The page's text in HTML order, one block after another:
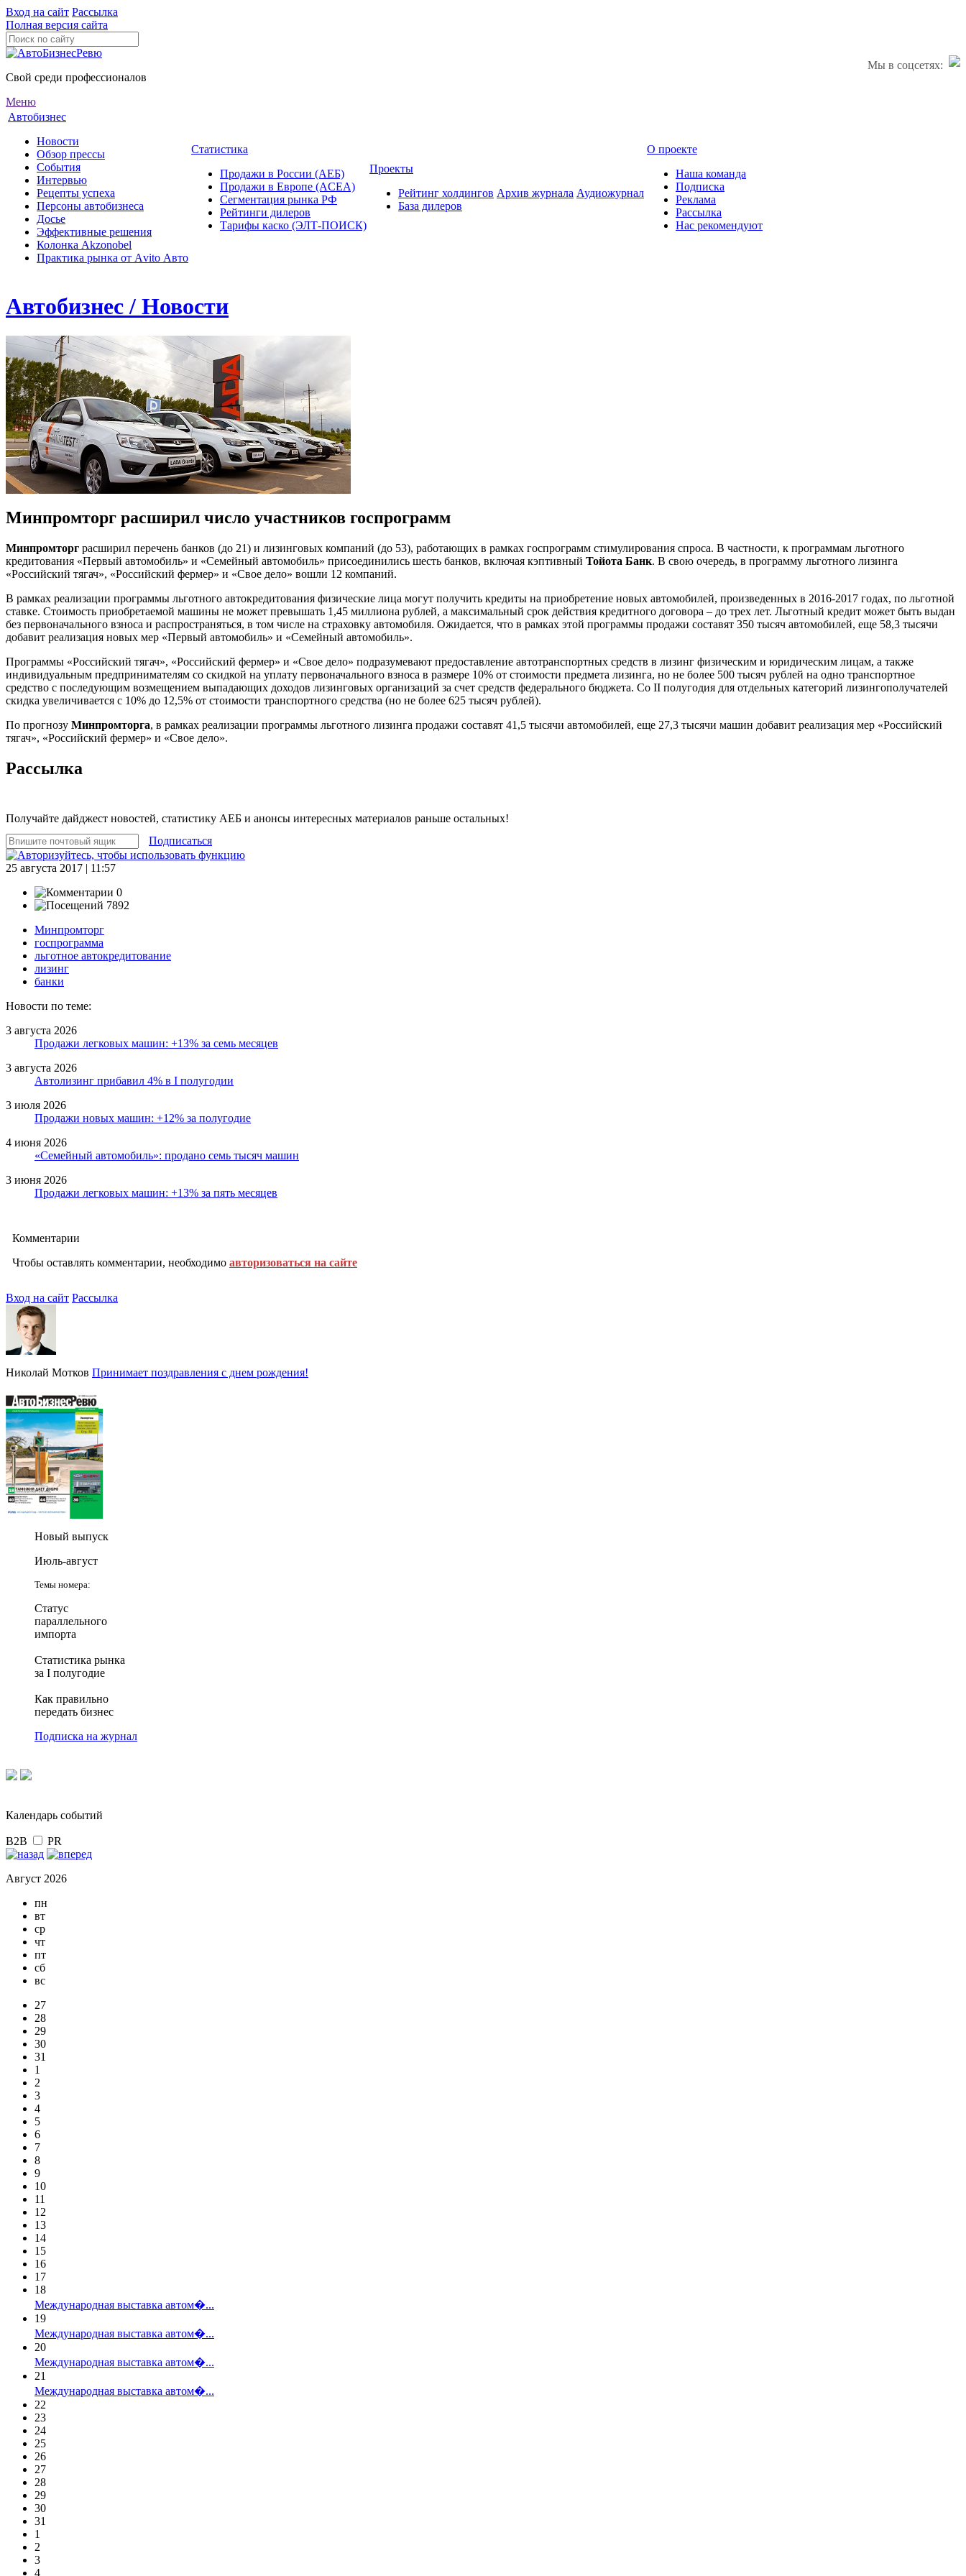
Вход на сайт Рассылка
Полная версия сайта
Мы в соцсетях:
Свой среди профессионалов
Меню
Автобизнес
Новости
Обзор прессы
События
Интервью
Рецепты успеха
Персоны автобизнеса
Досье
Эффективные решения
Колонка Akzonobel
Практика рынка от Аvito Авто
Статистика
Продажи в России (АЕБ)
Продажи в Европе (ACEA)
Сегментация рынка РФ
Рейтинги дилеров
Тарифы каско (ЭЛТ-ПОИСК)
Проекты
Рейтинг холдингов
База дилеров
Архив журнала Аудиожурнал
О проекте
Наша команда
Подписка
Реклама
Рассылка
Нас рекомендуют
Автобизнес / Новости
Минпромторг расширил число участников госпрограмм
Минпромторг расширил перечень банков (до 21) и лизинговых компаний (до 53), работающих в рамках госпрограмм стимулирования спроса. В частности, к программам льготного
кредитования «Первый автомобиль» и «Семейный автомобиль» присоединились шесть банков, включая кэптивный Тойота Банк. В свою очередь, в программу льготного лизинга
«Российский тягач», «Российский фермер» и «Свое дело» вошли 12 компаний.
В рамках реализации программы льготного автокредитования физические лица могут получить кредиты на приобретение новых автомобилей, произведенных в 2016-2017 годах, по льготной
ставке. Стоимость приобретаемой машины не может превышать 1,45 миллиона рублей, а максимальный срок действия кредитного договора – до трех лет. Льготный кредит может быть выдан
без первоначального взноса и распространяться, в том числе на страховку автомобиля. Ожидается, что в рамках этой программы продажи составят 350 тысяч автомобилей, еще 58,3 тысячи
добавит реализация новых мер «Первый автомобиль» и «Семейный автомобиль».
Программы «Российский тягач», «Российский фермер» и «Свое дело» подразумевают предоставление автотранспортных средств в лизинг физическим и юридическим лицам, а также
индивидуальным предпринимателям со скидкой на уплату первоначального взноса в размере 10% от стоимости предмета лизинга, но не более 500 тысяч рублей на одно транспортное
средство с последующим возмещением выпадающих доходов лизинговых организаций за счет средств федерального бюджета. Со II полугодия для отдельных категорий лизингополучателей
скидка увеличивается с 10% до 12,5% от стоимости транспортного средства (но не более 625 тысяч рублей).
По прогнозу Минпромторга, в рамках реализации программы льготного лизинга продажи составят 41,5 тысячи автомобилей, еще 27,3 тысячи машин добавит реализация мер «Российский
тягач», «Российский фермер» и «Свое дело».
Рассылка
Получайте дайджест новостей, статистику АЕБ и анонсы интересных материалов раньше остальных!
Подписаться
25 августа 2017 | 11:57
0
7892
Минпромторг
госпрограмма
льготное автокредитование
лизинг
банки
Новости по теме:
3 августа 2026
Продажи легковых машин: +13% за семь месяцев
3 августа 2026
Автолизинг прибавил 4% в I полугодии
3 июля 2026
Продажи новых машин: +12% за полугодие
4 июня 2026
«Семейный автомобиль»: продано семь тысяч машин
3 июня 2026
Продажи легковых машин: +13% за пять месяцев
Комментарии
Чтобы оставлять комментарии, необходимо авторизоваться на сайте
Вход на сайт Рассылка
Николай Мотков Принимает поздравления с днем рождения!
Новый выпуск
Июль-август
Темы номера:
Статус
параллельного
импорта
Статистика рынка
за I полугодие
Как правильно
передать бизнес
Подписка на журнал
Календарь событий
B2B PR
Август 2026
пн
вт
ср
чт
пт
сб
вс
27
28
29
30
31
1
2
3
4
5
6
7
8
9
10
11
12
13
14
15
16
17
18
Международная выставка автом�...
19
Международная выставка автом�...
20
Международная выставка автом�...
21
Международная выставка автом�...
22
23
24
25
26
27
28
29
30
31
1
2
3
4